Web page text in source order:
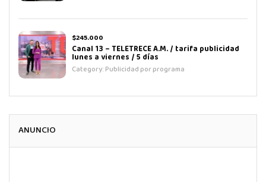
$245.000
Canal 13 – TELETRECE A.M. / tarifa publicidad
lunes a viernes / 5 días
Category:Publicidad por programa
ANUNCIO